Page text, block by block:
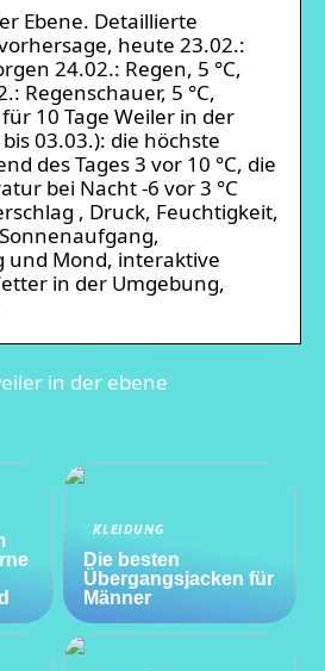
Ebene. Detaillierte
heute 23.02.:
24.02.: Regen, 5 °C,
Regenschauer, 5 °C,
10 Tage Weiler in der
03.03.): die höchste
des Tages 3 vor 10 °C, die
bei Nacht -6 vor 3 °C
, Druck, Feuchtigkeit,
und Mond, interaktive
in der Umgebung,
in der ebene
KLEIDUNG
Die besten
Übergangsjacken für
Männer